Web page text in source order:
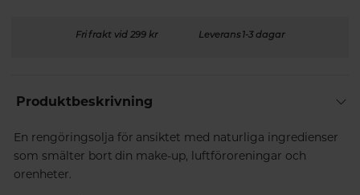
Fri frakt vid 299 kr Leverans 1-3 dagar
Produktbeskrivning
En rengöringsolja för ansiktet med naturliga ingredienser
som smälter bort din make-up, luftföroreningar och
orenheter.